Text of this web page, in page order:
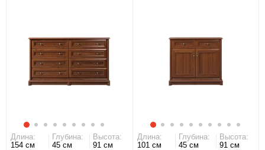
Длина:
154 см
Глубина:
45 см
Высота:
91 см
Длина:
101 см
Глубина:
45 см
Высота:
91 см